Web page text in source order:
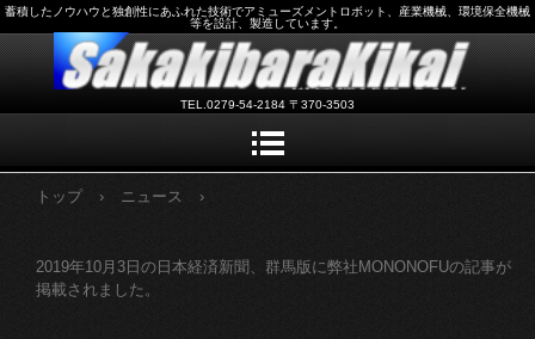
蓄積したノウハウと独創性にあふれた技術でアミューズメントロボット、産業機械、環境保全機械
等を設計、製造しています。
TEL.0279-54-2184 〒370-3503
トップ › ニュース ›
2019年10月3日の日本経済新聞、群馬版に弊社MONONOFUの記事が
掲載されました。